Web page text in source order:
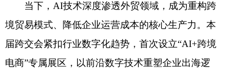
当下，AI技术深度渗透外贸领域，成为重构跨
境贸易模式、降低企业运营成本的核心生产力。本
届跨交会紧扣行业数字化趋势，首次设立“AI+跨境
电商”专属展区，以前沿数字技术重塑企业出海逻